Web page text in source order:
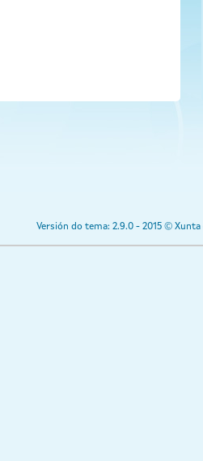
Versión do tema: 2.9.0 - 2015 © Xunta